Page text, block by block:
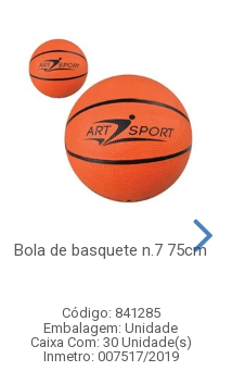
Bola de basquete n.7 75cm
Código: 841285
Embalagem: Unidade
Caixa Com: 30 Unidade(s)
Inmetro: 007517/2019